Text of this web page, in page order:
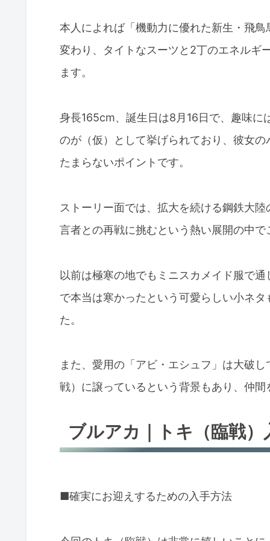
本人によれば「機動力に優れた新生・飛
変わり、タイトなスーツと2丁のエネルギ
ます。
身長165cm、誕生日は8月16日で、趣味に
のが（仮）として挙げられており、彼女
たまらないポイントです。
ストーリー面では、拡大を続ける鋼鉄大
言者との再戦に挑むという熱い展開の中
以前は極寒の地でもミニスカメイド服で
で本当は寒かったという可愛らしい小ネ
た。
また、愛用の「アビ・エシュフ」は大破
戦）に譲っているという背景もあり、仲
ブルアカ｜トキ（臨戦）
■確実にお迎えするための入手方法